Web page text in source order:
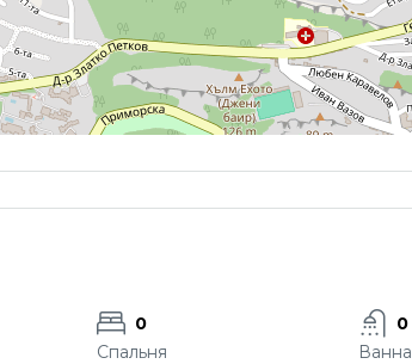
0
Спальня
0
Ванна